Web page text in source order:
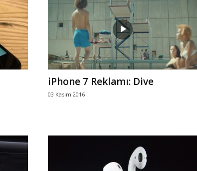
iPhone 7 Reklamı: Dive
03 Kasım 2016